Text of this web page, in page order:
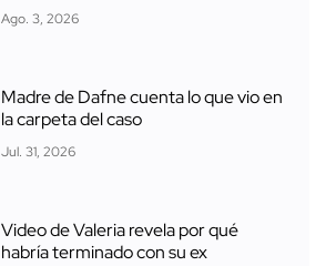
Ago. 3, 2026
Madre de Dafne cuenta lo que vio en
la carpeta del caso
Jul. 31, 2026
Video de Valeria revela por qué
habría terminado con su ex